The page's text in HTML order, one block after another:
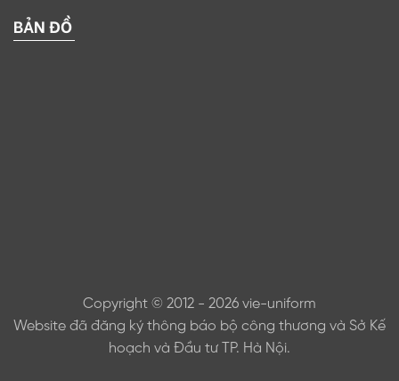
BẢN ĐỒ
Copyright © 2012 - 2026 vie-uniform
Website đã đăng ký thông báo bộ công thương và Sở Kế
hoạch và Đầu tư TP. Hà Nội.